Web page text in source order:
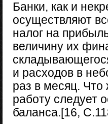
Банки, как и
осуществляют
налог на
величину их
и расходов в
раз в месяц. Что
работу следует
баланса.[16,